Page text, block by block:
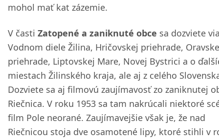
mohol mať kat zázemie.
V časti Zatopené a zaniknuté obce sa dozviete
Vodnom diele Žilina, Hričovskej priehrade,
priehrade, Liptovskej Mare, Novej Bystrici a o
miestach Žilinského kraja, ale aj z celého
Dozviete sa aj filmovú zaujímavosť zo zaniknutej
Riečnica. V roku 1953 sa tam nakrúcali niektoré
film Pole neorané. Zaujímavejšie však je, že nad
Riečnicou stoja dve osamotené lipy, ktoré stihli v